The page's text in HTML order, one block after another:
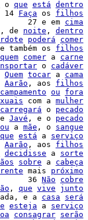
o que está dentro
Faça os filhos
27 e em cima
de noite , dentro
poderá
comer
também os filhos
quem comer a carne
o cadáver
Quem tocar a cama
Aarão , aos filhos
ou
fora
com a mulher
carregará o pecado
Javé , e o pecado
ou a mãe , o sangue
que está a serviço
Aarão , aos filhos
decidisse a sorte
sobre a cabeça
mais próximo
36 Não
cobre
, que vive
junto
e a casa
será
esteja a serviço
consagrar serão